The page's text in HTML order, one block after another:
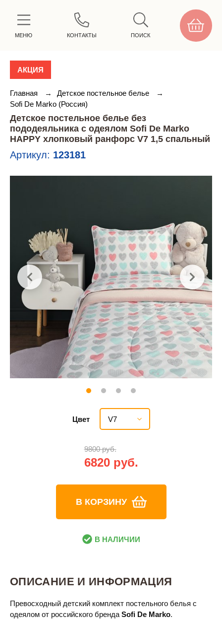
МЕНЮ КОНТАКТЫ ПОИСК
АКЦИЯ
Главная → Детское постельное белье
→
Sofi De Marko (Россия)
Детское постельное белье без
пододеяльника с одеялом Sofi De Marko
HAPPY хлопковый ранфорс V7 1,5 спальный
Артикул: 123181
Цвет V7
9800 руб.
6820 руб.
В КОРЗИНУ
В НАЛИЧИИ
ОПИСАНИЕ И ИНФОРМАЦИЯ
Превосходный детский комплект постельного белья с
одеялом от российского бренда Sofi De Marko.